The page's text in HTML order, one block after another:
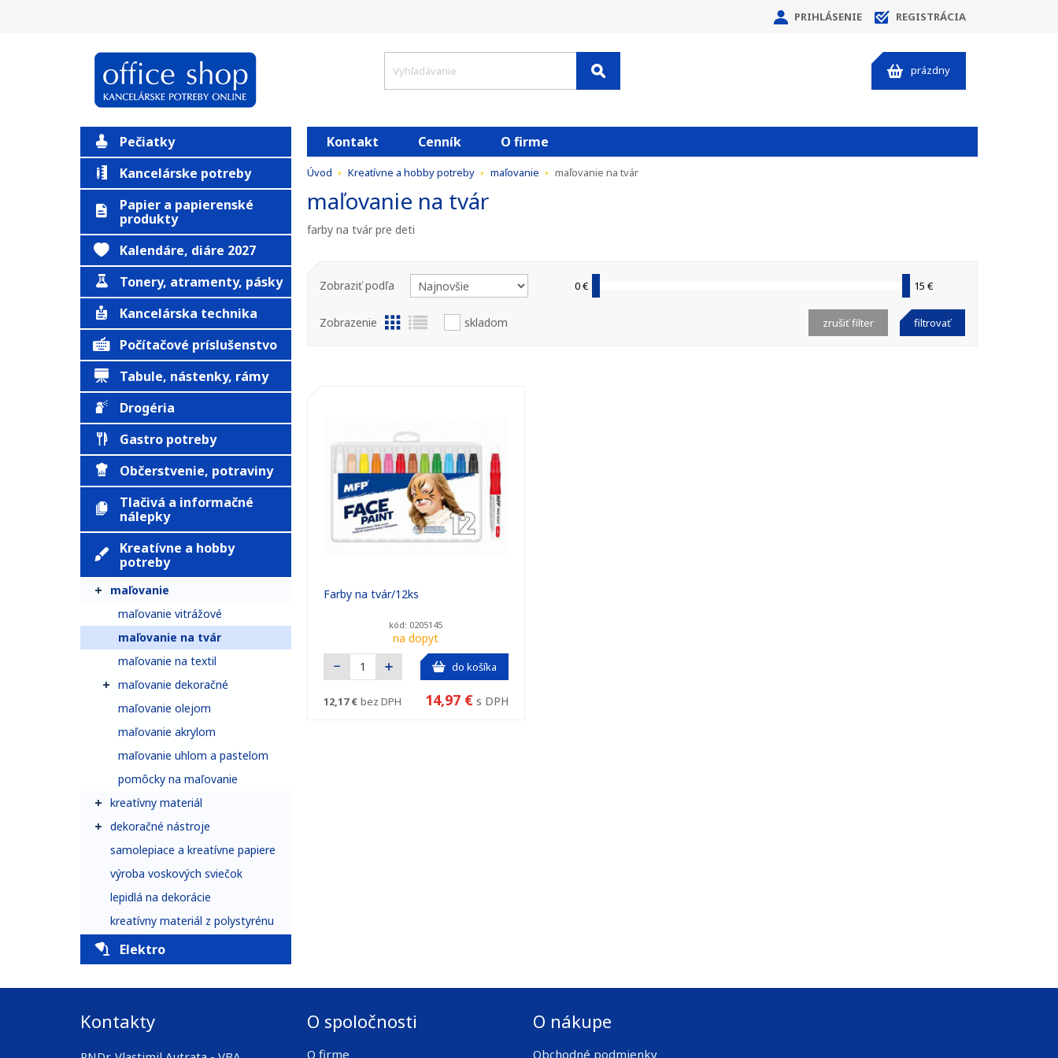
PRIHLÁSENIE REGISTRÁCIA
prázdny
Pečiatky
Kancelárske potreby
Papier a papierenské
produkty
Kalendáre, diáre 2027
Tonery, atramenty, pásky
Kancelárska technika
Počítačové príslušenstvo
Tabule, nástenky, rámy
Drogéria
Gastro potreby
Občerstvenie, potraviny
Tlačivá a informačné
nálepky
Kreatívne a hobby
potreby
maľovanie
maľovanie vitrážové
maľovanie na tvár
maľovanie na textil
maľovanie dekoračné
maľovanie olejom
maľovanie akrylom
maľovanie uhlom a pastelom
pomôcky na maľovanie
kreatívny materiál
dekoračné nástroje
samolepiace a kreatívne papiere
výroba voskových sviečok
lepidlá na dekorácie
kreatívny materiál z polystyrénu
Elektro
Kontakt Cenník O firme
Úvod Kreatívne a hobby potreby maľovanie maľovanie na tvár
maľovanie na tvár
farby na tvár pre deti
0 € 15 €
Zobrazenie skladom filtrovať
zrušiť filter
Zobraziť podľa
Farby na tvár/12ks
kód: 0205145
na dopyt
do košíka
12,17 € bez DPH 14,97 € s DPH
Kontakty O spoločnosti
O firme
O nákupe
Obchodné podmienky